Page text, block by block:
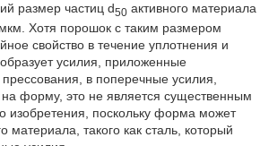
размер частиц d50активного материала
Хотя порошок с таким размером
свойство в течение уплотнения и
усилия, приложенные
в поперечные усилия,
на форму, это не является существенным
изобретения, поскольку форма может
материала, такого как сталь, который